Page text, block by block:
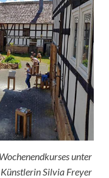
unter
Silvia Freyer